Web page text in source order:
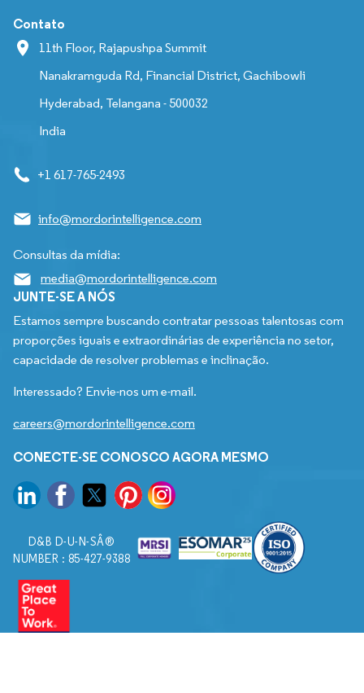
Contato
11th Floor, Rajapushpa Summit
Nanakramguda Rd, Financial District, Gachibowli
Hyderabad, Telangana - 500032
India
+1 617-765-2493
info@mordorintelligence.com
Consultas da mídia:
media@mordorintelligence.com
JUNTE-SE A NÓS
Estamos sempre buscando contratar pessoas talentosas com
proporções iguais e extraordinárias de experiência no setor,
capacidade de resolver problemas e inclinação.
Interessado? Envie-nos um e-mail.
careers@mordorintelligence.com
CONECTE-SE CONOSCO AGORA MESMO
D&B D-U-N-SÂ®
NUMBER : 85-427-9388